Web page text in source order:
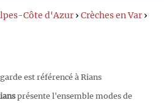
Côte d'Azur › Crèches en Var ›
est référencé à Rians
présente l'ensemble modes de